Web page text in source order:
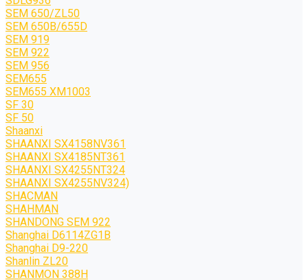
SEM 650/ZL50
SEM 650B/655D
SEM 919
SEM 922
SEM 956
SEM655
SEM655 XM1003
SF 30
SF 50
Shaanxi
SHAANXI SX4158NV361
SHAANXI SX4185NT361
SHAANXI SX4255NT324
SHAANXI SX4255NV324)
SHACMAN
SHAHMAN
SHANDONG SEM 922
Shanghai D6114ZG1B
Shanghai D9-220
Shanlin ZL20
SHANMON 388H